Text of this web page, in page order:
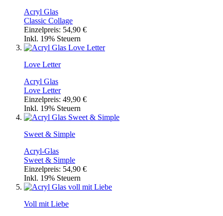
Acryl Glas
Classic Collage
Einzelpreis: 54,90 €
Inkl. 19% Steuern
Love Letter
Acryl Glas
Love Letter
Einzelpreis: 49,90 €
Inkl. 19% Steuern
Sweet & Simple
Acryl-Glas
Sweet & Simple
Einzelpreis: 54,90 €
Inkl. 19% Steuern
Voll mit Liebe